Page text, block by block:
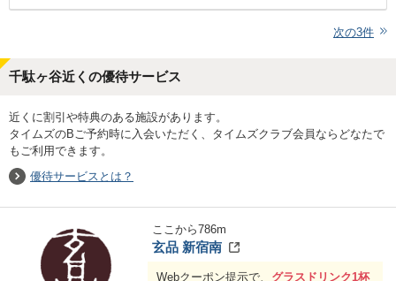
次の3件
千駄ヶ谷近くの優待サービス
近くに割引や特典のある施設があります。
タイムズのBご予約時に入会いただく、タイムズクラブ会員ならどなたで
もご利用できます。
優待サービスとは？
ここから786m
玄品 新宿南
Webクーポン提示で、 グラスドリンク1杯